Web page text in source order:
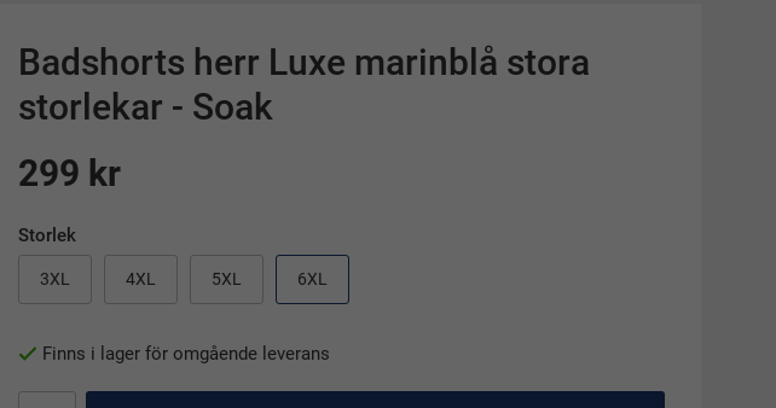
Badshorts herr Luxe marinblå stora
storlekar - Soak
299 kr
Storlek
3XL 4XL 5XL 6XL
Finns i lager för omgående leverans